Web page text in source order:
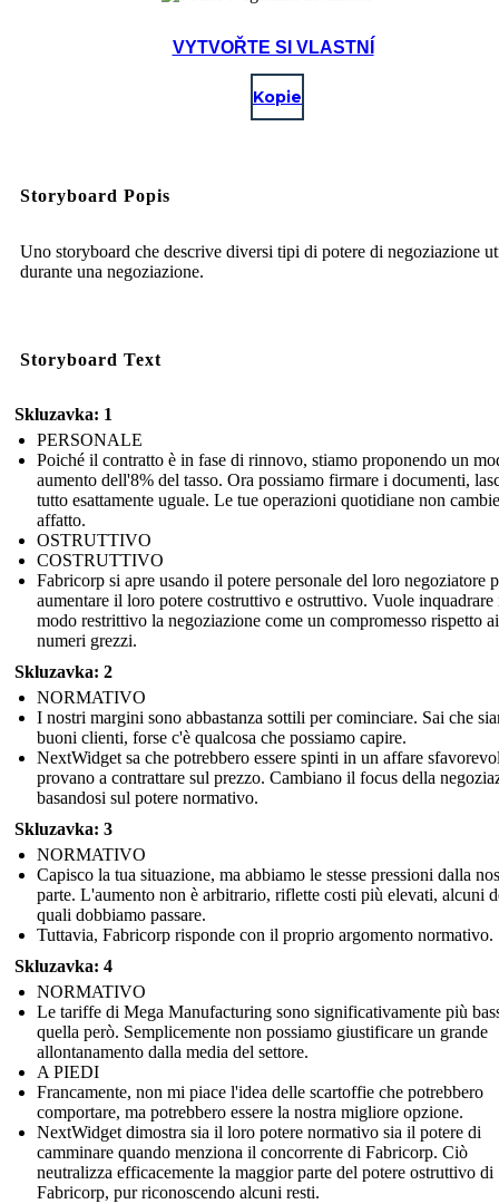
VYTVOŘTE SI VLASTNÍ
Kopie
Storyboard Popis
Uno storyboard che descrive diversi tipi di potere di negoziazione
durante una negoziazione.
Storyboard Text
Skluzavka: 1
PERSONALE
Poiché il contratto è in fase di rinnovo, stiamo proponendo un
aumento dell'8% del tasso. Ora possiamo firmare i documenti,
tutto esattamente uguale. Le tue operazioni quotidiane non
affatto.
OSTRUTTIVO
COSTRUTTIVO
Fabricorp si apre usando il potere personale del loro negoziatore
aumentare il loro potere costruttivo e ostruttivo. Vuole inquadrare
modo restrittivo la negoziazione come un compromesso rispetto ai
numeri grezzi.
Skluzavka: 2
NORMATIVO
I nostri margini sono abbastanza sottili per cominciare. Sai che
buoni clienti, forse c'è qualcosa che possiamo capire.
NextWidget sa che potrebbero essere spinti in un affare
provano a contrattare sul prezzo. Cambiano il focus della
basandosi sul potere normativo.
Skluzavka: 3
NORMATIVO
Capisco la tua situazione, ma abbiamo le stesse pressioni dalla
parte. L'aumento non è arbitrario, riflette costi più elevati, alcuni
quali dobbiamo passare.
Tuttavia, Fabricorp risponde con il proprio argomento normativo.
Skluzavka: 4
NORMATIVO
Le tariffe di Mega Manufacturing sono significativamente più
quella però. Semplicemente non possiamo giustificare un grande
allontanamento dalla media del settore.
A PIEDI
Francamente, non mi piace l'idea delle scartoffie che potrebbero
comportare, ma potrebbero essere la nostra migliore opzione.
NextWidget dimostra sia il loro potere normativo sia il potere di
camminare quando menziona il concorrente di Fabricorp. Ciò
neutralizza efficacemente la maggior parte del potere ostruttivo di
Fabricorp, pur riconoscendo alcuni resti.